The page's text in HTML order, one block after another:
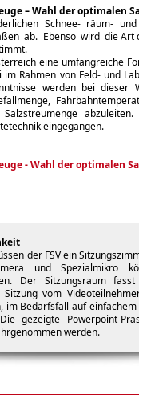
– Wahl der optimalen
Schnee- räum- und
ab. Ebenso wird die Art des
eine umfangreiche
Rahmen von Feld- und
werden bei dieser
abzuleiten.
eingegangen.
- Wahl der optimalen
der FSV ein
und Spezialmikro
Der Sitzungsraum fasst
vom Videoteilnehmer
Bedarfsfall auf einfachem
gezeigte Powerpoint-
werden.